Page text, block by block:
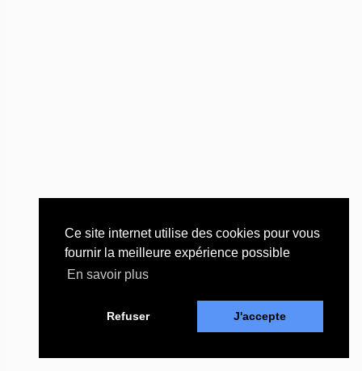
Ce site internet utilise des cookies pour vous
fournir la meilleure expérience possible
En savoir plus
Refuser J'accepte